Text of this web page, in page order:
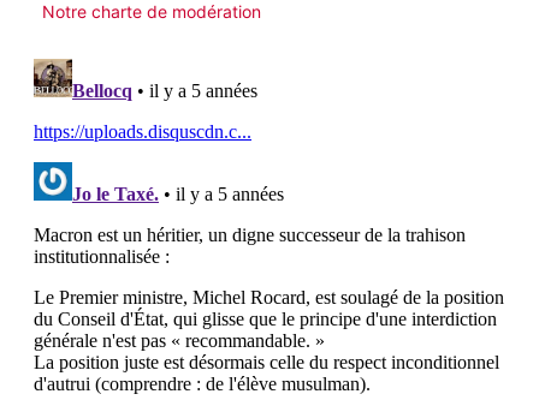
Notre charte de modération